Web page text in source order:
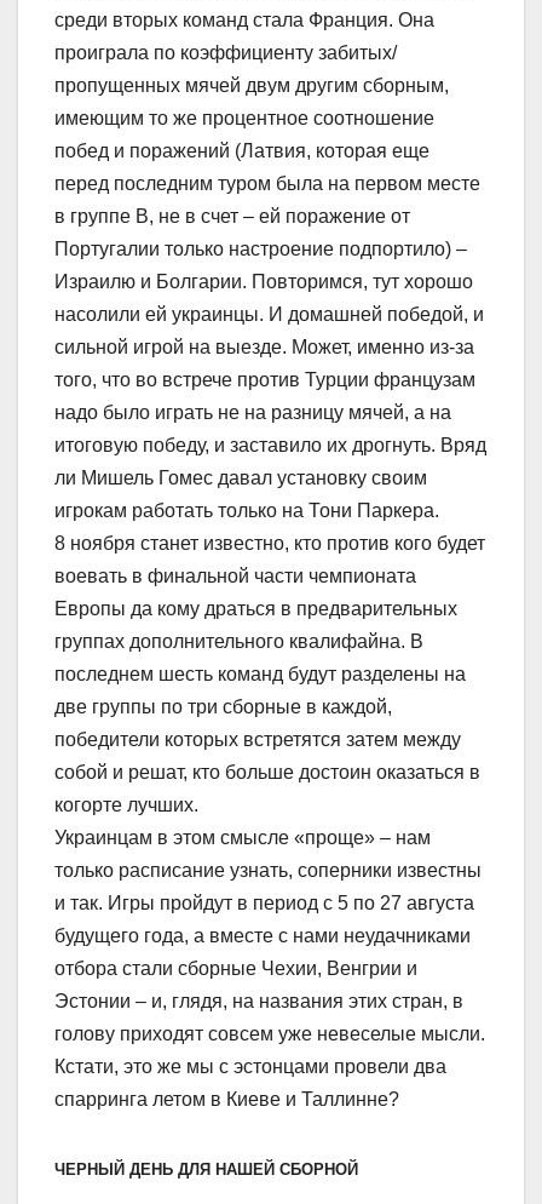
среди вторых команд стала Франция. Она
проиграла по коэффициенту забитых/
пропущенных мячей двум другим сборным,
имеющим то же процентное соотношение
побед и поражений (Латвия, которая еще
перед последним туром была на первом месте
в группе В, не в счет – ей поражение от
Португалии только настроение подпортило) –
Израилю и Болгарии. Повторимся, тут хорошо
насолили ей украинцы. И домашней победой, и
сильной игрой на выезде. Может, именно из-за
того, что во встрече против Турции французам
надо было играть не на разницу мячей, а на
итоговую победу, и заставило их дрогнуть. Вряд
ли Мишель Гомес давал установку своим
игрокам работать только на Тони Паркера.
8 ноября станет известно, кто против кого будет
воевать в финальной части чемпионата
Европы да кому драться в предварительных
группах дополнительного квалифайна. В
последнем шесть команд будут разделены на
две группы по три сборные в каждой,
победители которых встретятся затем между
собой и решат, кто больше достоин оказаться в
когорте лучших.
Украинцам в этом смысле «проще» – нам
только расписание узнать, соперники известны
и так. Игры пройдут в период с 5 по 27 августа
будущего года, а вместе с нами неудачниками
отбора стали сборные Чехии, Венгрии и
Эстонии – и, глядя, на названия этих стран, в
голову приходят совсем уже невеселые мысли.
Кстати, это же мы с эстонцами провели два
спарринга летом в Киеве и Таллинне?
ЧЕРНЫЙ ДЕНЬ ДЛЯ НАШЕЙ СБОРНОЙ